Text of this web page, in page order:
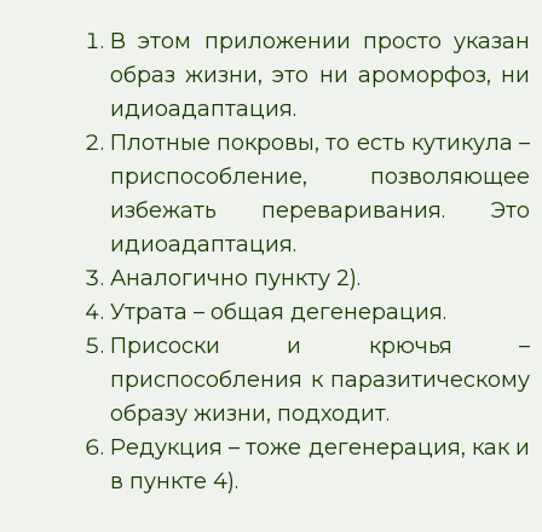
В этом приложении просто указан
образ жизни, это ни ароморфоз, ни
идиоадаптация.
Плотные покровы, то есть кутикула –
приспособление, позволяющее
избежать переваривания. Это
идиоадаптация.
Аналогично пункту 2).
Утрата – общая дегенерация.
Присоски и крючья –
приспособления к паразитическому
образу жизни, подходит.
Редукция – тоже дегенерация, как и
в пункте 4).